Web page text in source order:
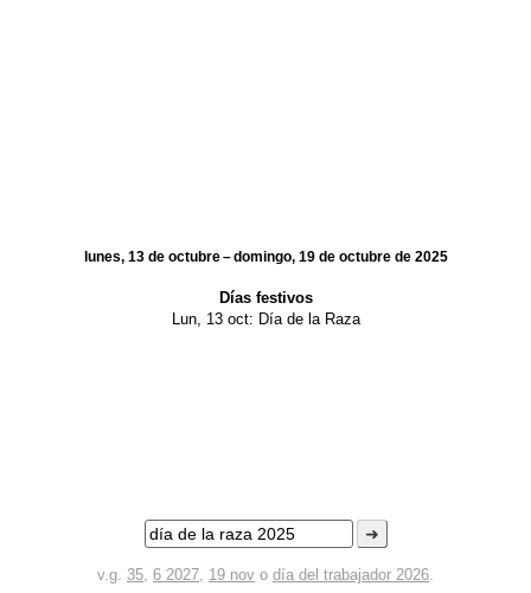
lunes, 13 de octubre – domingo, 19 de octubre de 2025
Días festivos
Lun, 13 oct: Día de la Raza
➜
v.g. 35, 6 2027, 19 nov o día del trabajador 2026.